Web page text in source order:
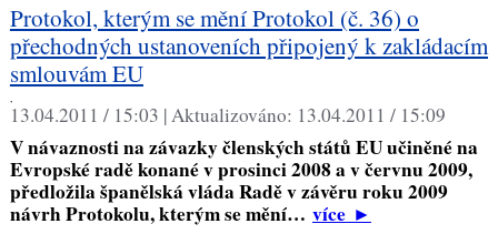
Protokol, kterým se mění Protokol (č. 36) o
přechodných ustanoveních připojený k zakládacím
smlouvám EU
,
13.04.2011 / 15:03 |Aktualizováno: 13.04.2011 / 15:09
V návaznosti na závazky členských států EU učiněné na
Evropské radě konané v prosinci 2008 a v červnu 2009,
předložila španělská vláda Radě v závěru roku 2009
návrh Protokolu, kterým se mění… více►